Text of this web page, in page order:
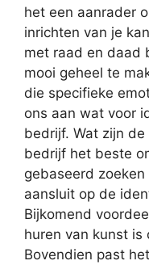
het een aanrader
inrichten van je
met raad en daad
mooi geheel te
die specifieke
ons aan wat voor
bedrijf. Wat zijn
bedrijf het beste
gebaseerd
aansluit op de
Bijkomend
huren van kunst
Bovendien past